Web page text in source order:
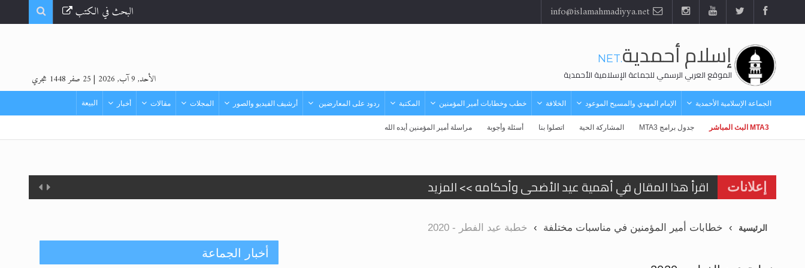
البحث في الكتب
إسلام أحمدية.NET
الموقع العربي الرسمي للجماعة الإسلامية الأحمدية الأحد, 9 آب, 2026 | 25 صفر 1448 هجري
الجماعة الإسلامية الأحمدية الإمام المهدي والمسيح الموعود الخلافة خطب وخطابات أمير المؤمنين المكتبة ردود على المعارضين أرشيف الفيديو والصور المجلات مقالات أخبار البيعة
MTA3 البث المباشر جدول برامج MTA3 المشاركة الحية اتصلوا بنا أسئلة وأجوبة مراسلة أمير المؤمنين أيده الله
إعلانات
اقرأ هذا المقال في أهمية عيد الأضحى وأحكامه >> المزيد
تعميم هامّ لأفراد الجماعة >> المزيد
الرئيسية خطابات أمير المؤمنين في مناسبات مختلفة خطبة عيد الفطر - 2020
أخبار الجماعة